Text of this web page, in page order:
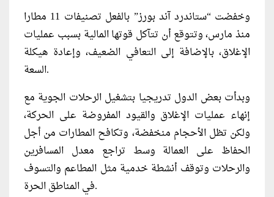
وخفضت “ستاندرد آند بورز” بالفعل تصنيفات 11 مطارا
منذ مارس، وتتوقع أن تتآكل قوتها المالية بسبب عمليات
الإغلاق، بالإضافة إلى التعافي الضعيف، وإعادة هيكلة
السعة.
وبدأت بعض الدول تدريجيا بتشغيل الرحلات الجوية مع
إنهاء عمليات الإغلاق والقيود المفروضة على الحركة،
ولكن تظل الأحجام منخفضة، وتكافح المطارات من أجل
الحفاظ على العمالة وسط تراجع معدل المسافرين
والرحلات وتوقف أنشطة خدمية مثل المطاعم والتسوف
في المناطق الحرة.